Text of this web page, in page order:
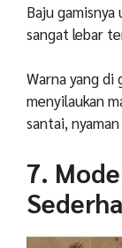
Baju
sangat lebar
Warna yang di
menyilaukan
santai,
7.